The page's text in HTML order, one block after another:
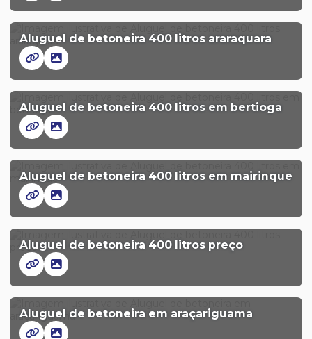
Aluguel de betoneira 400 litros araraquara
Aluguel de betoneira 400 litros em bertioga
Aluguel de betoneira 400 litros em mairinque
Aluguel de betoneira 400 litros preço
Aluguel de betoneira em araçariguama